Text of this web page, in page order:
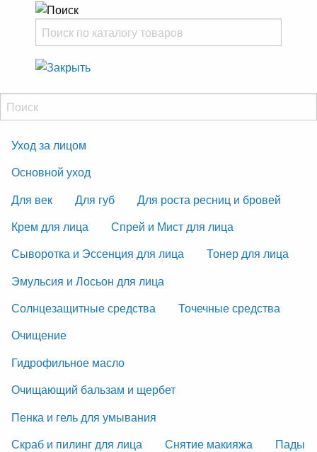
Уход за лицом
Основной уход
Для век
Для губ
Для роста ресниц и бровей
Крем для лица
Спрей и Мист для лица
Сыворотка и Эссенция для лица
Тонер для лица
Эмульсия и Лосьон для лица
Солнцезащитные средства
Точечные средства
Очищение
Гидрофильное масло
Очищающий бальзам и щербет
Пенка и гель для умывания
Скраб и пилинг для лица
Снятие макияжа
Пады